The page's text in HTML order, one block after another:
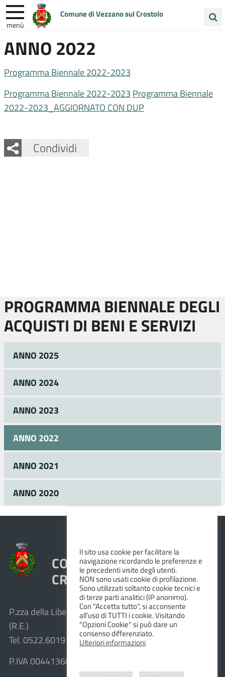
Comune di Vezzano sul Crostolo
menù
nel
ENTRA IN COMUNE
UNIONE COLLINE MATILDICHE
ANNO 2022
Programma Biennale 2022-2023
Programma Biennale 2022-2023 Programma Biennale
2022-2023_AGGIORNATO CON DUP
Condividi
Facebook
Twitter
Whatsapp
PROGRAMMA BIENNALE DEGLI
ACQUISTI DI BENI E SERVIZI
ANNO 2025
ANNO 2024
ANNO 2023
ANNO 2022
ANNO 2021
ANNO 2020
COMUNE DI VEZZANO SUL
CROSTOLO
P.zza della Libertà, 1 – 42030 Vezzano sul Crostolo
(R.E.)
Tel. 0522.601911 – Fax 0522.601947
P.IVA 00441360351
Il sito usa cookie per facilitare la
navigazione ricordando le preferenze e
le precedenti visite degli utenti.
NON sono usati cookie di profilazione.
Sono utilizzati soltanto cookie tecnici e
di terze parti analitici (IP anonimo).
Con "Accetta tutto", si acconsente
all'uso di TUTTI i cookie. Visitando
"Opzioni Cookie" si può dare un
consenso differenziato.
Ulteriori informazioni